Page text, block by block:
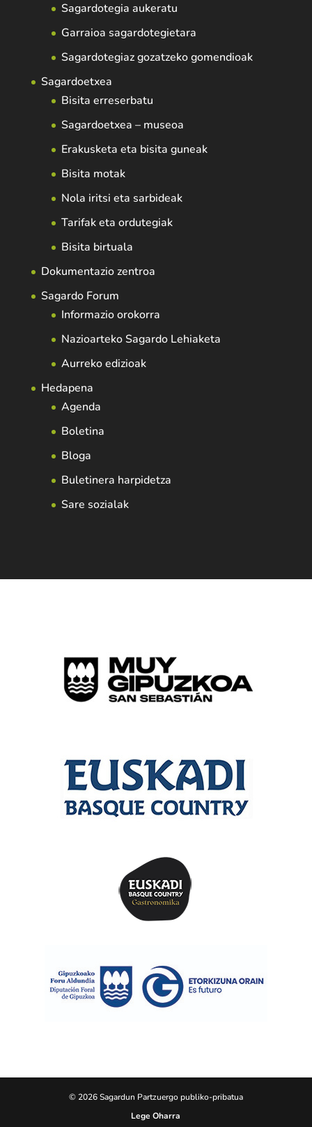
Sagardotegia aukeratu
Garraioa sagardotegietara
Sagardotegiaz gozatzeko gomendioak
Sagardoetxea
Bisita erreserbatu
Sagardoetxea – museoa
Erakusketa eta bisita guneak
Bisita motak
Nola iritsi eta sarbideak
Tarifak eta ordutegiak
Bisita birtuala
Dokumentazio zentroa
Sagardo Forum
Informazio orokorra
Nazioarteko Sagardo Lehiaketa
Aurreko edizioak
Hedapena
Agenda
Boletina
Bloga
Buletinera harpidetza
Sare sozialak
© 2026 Sagardun Partzuergo publiko-pribatua
Lege Oharra